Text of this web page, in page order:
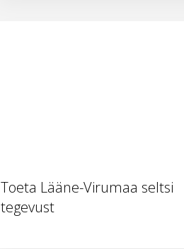
Toeta Lääne-Virumaa seltsi
tegevust